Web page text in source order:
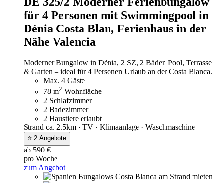
für 4 Personen mit Swimmingpool in
Dénia Costa Blan, Ferienhaus in der
Nähe Valencia
Moderner Bungalow in Dénia, 2 SZ, 2 Bäder, Pool, Terrasse
& Garten – ideal für 4 Personen Urlaub an der Costa Blanca.
Max. 4 Gäste
78 m2 Wohnfläche
2 Schlafzimmer
2 Badezimmer
2 Haustiere erlaubt
Strand ca. 2.5km · TV · Klimaanlage · Waschmaschine
⭐ 2 Angebote
ab 590 €
pro Woche
zum Angebot